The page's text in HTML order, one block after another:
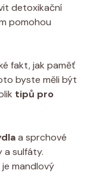
detoxikační⁣
pomohou
fakt, jak paměť
byste měli být
tipů pro ​
a sprchové
a sulfáty.
​je mandlový